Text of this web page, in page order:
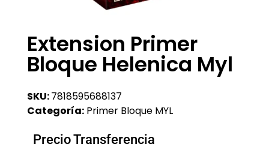
Extension Primer
Bloque Helenica Myl
SKU:7818595688137
Categoría: Primer Bloque MYL
Precio Transferencia